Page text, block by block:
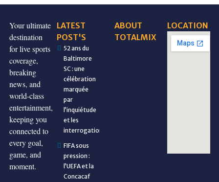
Your ultimate
destination
for live sports
coverage,
breaking
news, and
world-class
entertainment,
keeping you
connected to
every goal,
game, and
moment.
LATEST
POST'S
52 ans du
Baltimore
SC : une
célébration
marquée
par
l’inquiétude
et les
interrogations
FIFA sous
pression :
l’UEFA et la
Concacaf
ABOUT
TOTALMIX
LOCATION